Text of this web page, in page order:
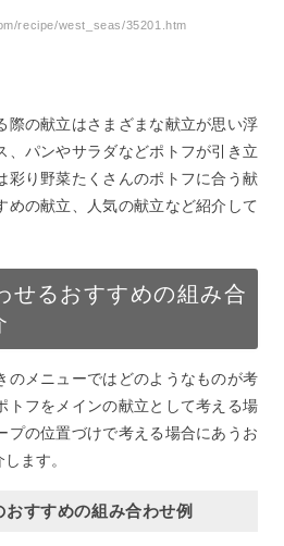
recipe/west_seas/35201.htm
際の献立はさまざまな献立が思い浮
、パンやサラダなどポトフが引き立
彩り野菜たくさんのポトフに合う献
めの献立、人気の献立など紹介して
せるおすすめの組み合
のメニューではどのようなものが考
トフをメインの献立として考える場
プの位置づけで考える場合にあうお
ます。
すすめの組み合わせ例